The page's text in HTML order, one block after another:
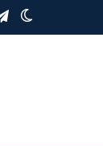
Telegram